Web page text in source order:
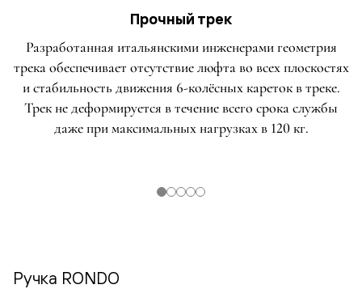
Прочный трек
Разработанная итальянскими инженерами геометрия
трека обеспечивает отсутствие люфта во всех плоскостях
и стабильность движения 6-колёсных кареток в треке.
Трек не деформируется в течение всего срока службы
даже при максимальных нагрузках в 120 кг.
Ручка RONDO